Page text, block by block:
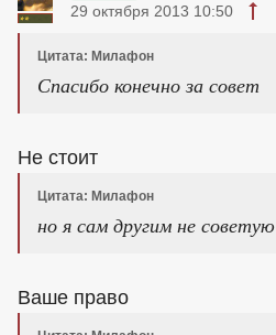
29 октября 2013 10:50
Цитата: Милафон
Спасибо конечно за совет
Не стоит
Цитата: Милафон
но я сам другим не советую
Ваше право